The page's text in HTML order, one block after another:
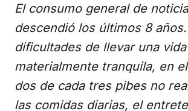
El consumo general de
descendió los últimos 8
dificultades de llevar una vida
materialmente tranquila, en
dos de cada tres pibes no
las comidas diarias, el